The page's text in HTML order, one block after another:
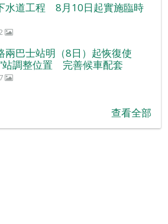
水道工程 8月10日起實施臨時
兩巴士站明（8日）起恢復使
調整位置 完善候車配套
查看全部